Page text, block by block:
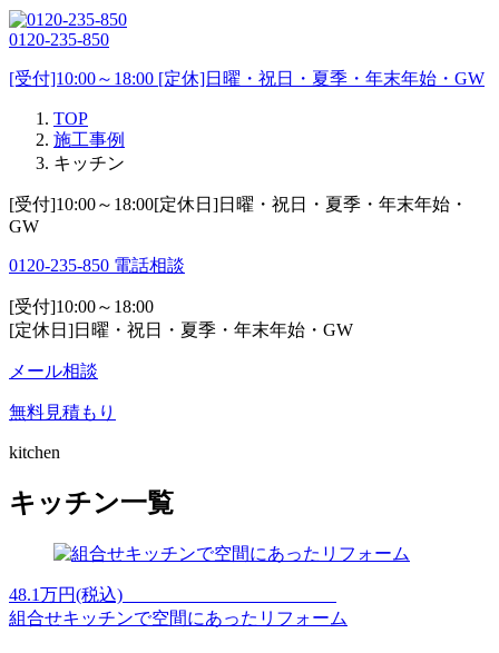
0120-235-850
[受付]10:00～18:00 [定休]日曜・祝日・夏季・年末年始・GW
TOP
施工事例
キッチン
[受付]10:00～18:00[定休日]日曜・祝日・夏季・年末年始・
GW
0120-235-850 電話相談
[受付]10:00～18:00
[定休日]日曜・祝日・夏季・年末年始・GW
メール相談
無料見積もり
kitchen
キッチン一覧
48.1万円(税込)
組合せキッチンで空間にあったリフォーム